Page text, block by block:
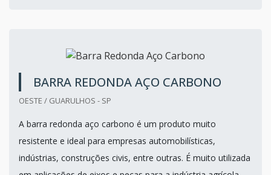
BARRA REDONDA AÇO CARBONO
OESTE / GUARULHOS - SP